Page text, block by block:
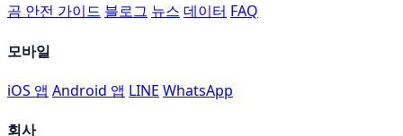
곰 안전 가이드 블로그 뉴스 데이터 FAQ
모바일
iOS 앱 Android 앱 LINE WhatsApp
회사